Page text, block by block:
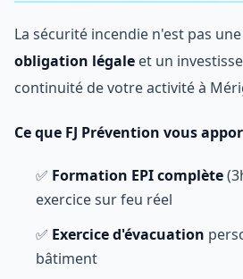
La sécurité incendie n'est pas
obligation légale et un
continuité de votre activité à
Ce que FJ Prévention vous
✅ Formation EPI complète
exercice sur feu réel
✅ Exercice d'évacuation
bâtiment